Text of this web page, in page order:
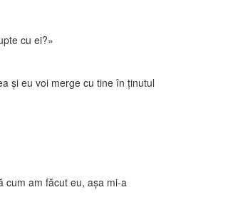
cu ei?»
şi eu voi merge cu tine în ţinutul
cum am făcut eu, aşa mi-a